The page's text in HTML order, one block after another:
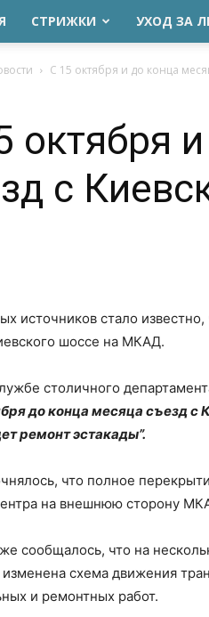
СТРИЖКИ УХОД ЗА
С 15 октября и до конца
октября
с
источников стало
шоссе на МКАД.
столичного
до конца месяца съезд
ремонт эстакады”.
что полное
на внешнюю сторону
сообщалось, что на
схема движения
и ремонтных работ.